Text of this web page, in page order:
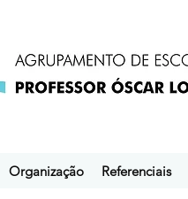
Organização Referenciais